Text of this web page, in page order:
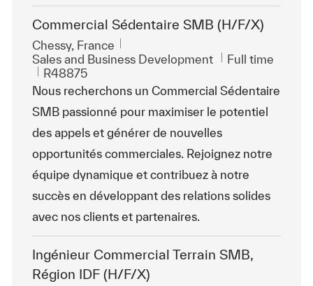
Commercial Sédentaire SMB (H/F/X)
Location
Chessy, France
Category
Sales and Business Development Job Type
Full time
ReqId
R48875
Nous recherchons un Commercial Sédentaire
SMB passionné pour maximiser le potentiel
des appels et générer de nouvelles
opportunités commerciales. Rejoignez notre
équipe dynamique et contribuez à notre
succès en développant des relations solides
avec nos clients et partenaires.
Ingénieur Commercial Terrain SMB,
Région IDF (H/F/X)